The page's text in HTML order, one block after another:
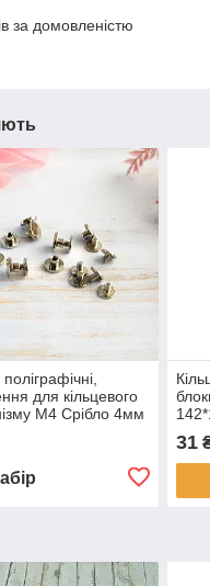
за домовленістю
для кільцевого
М4 Срібло 4мм
31